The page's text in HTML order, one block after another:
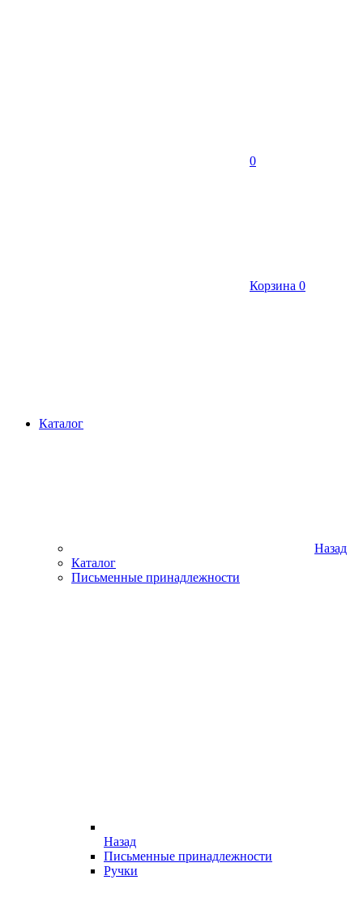
0
Корзина 0
Каталог
Назад
Каталог
Письменные принадлежности
Назад
Письменные принадлежности
Ручки